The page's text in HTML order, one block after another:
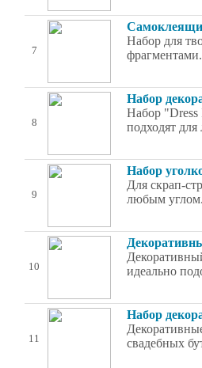
7
Набор для
8
Набор
Набор "Dress
подходят
9
Набор
Для скрап-
любым
10
идеально
11
Набор
свадебных